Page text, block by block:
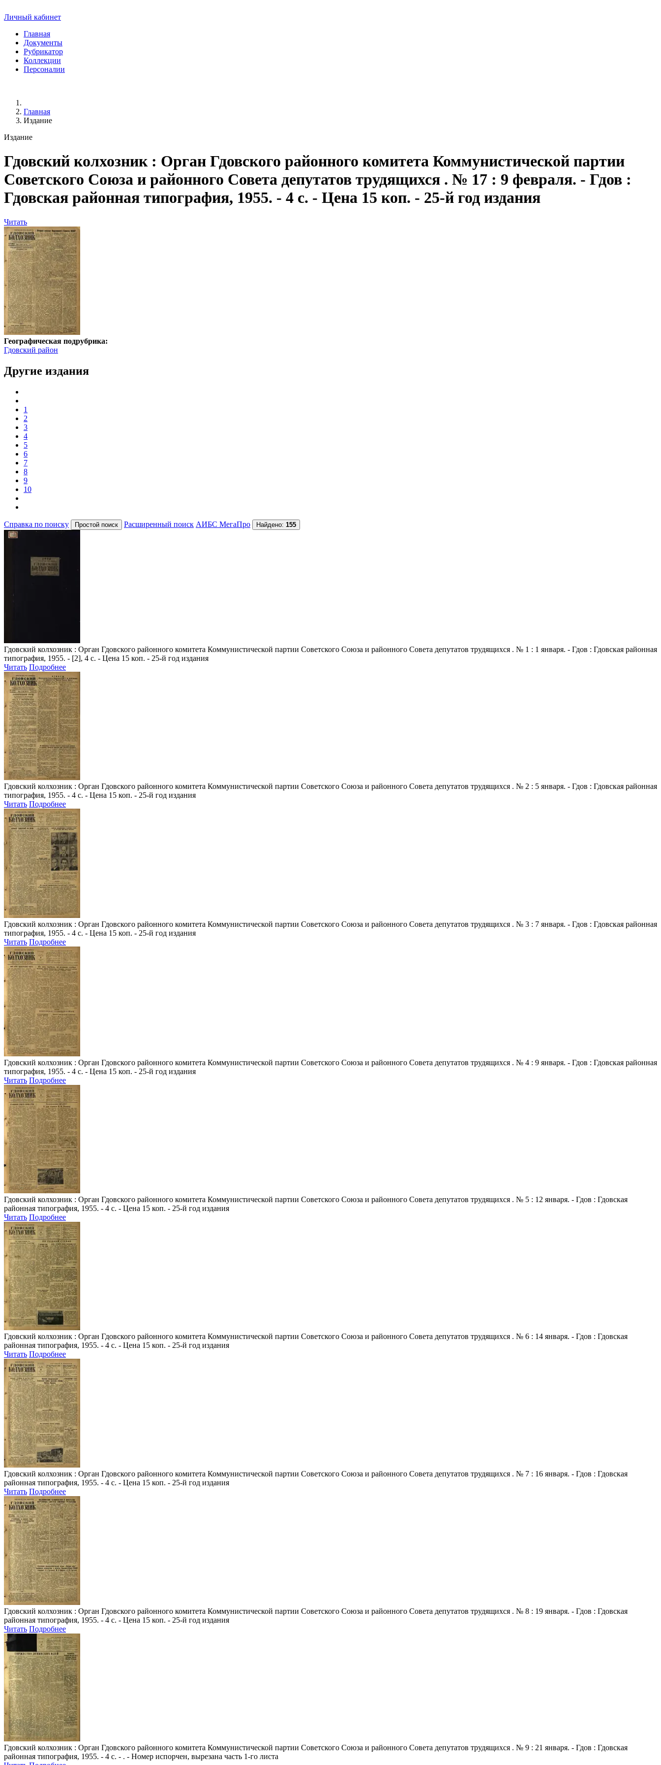
Личный кабинет
Главная
Документы
Рубрикатор
Коллекции
Персоналии
Главная
Издание
Издание
Гдовский колхозник: Орган Гдовского районного комитета Коммунистической партии
Советского Союза и районного Совета депутатов трудящихся . № 17 : 9 февраля. - Гдов :
Гдовская районная типография, 1955. - 4 с. - Цена 15 коп. - 25-й год издания
Читать
Географическая подрубрика:
Гдовский район
Другие издания
1
2
3
4
5
6
7
8
9
10
Справка по поиску Расширенный поиск АИБС МегаПро Найдено: 155
Гдовский колхозник : Орган Гдовского районного комитета Коммунистической партии Советского Союза и районного Совета депутатов трудящихся . № 1 : 1 января. - Гдов : Гдовская районная
типография, 1955. - [2], 4 с. - Цена 15 коп. - 25-й год издания
Читать Подробнее
Гдовский колхозник : Орган Гдовского районного комитета Коммунистической партии Советского Союза и районного Совета депутатов трудящихся . № 2 : 5 января. - Гдов : Гдовская районная
типография, 1955. - 4 с. - Цена 15 коп. - 25-й год издания
Читать Подробнее
Гдовский колхозник : Орган Гдовского районного комитета Коммунистической партии Советского Союза и районного Совета депутатов трудящихся . № 3 : 7 января. - Гдов : Гдовская районная
типография, 1955. - 4 с. - Цена 15 коп. - 25-й год издания
Читать Подробнее
Гдовский колхозник : Орган Гдовского районного комитета Коммунистической партии Советского Союза и районного Совета депутатов трудящихся . № 4 : 9 января. - Гдов : Гдовская районная
типография, 1955. - 4 с. - Цена 15 коп. - 25-й год издания
Читать Подробнее
Гдовский колхозник : Орган Гдовского районного комитета Коммунистической партии Советского Союза и районного Совета депутатов трудящихся . № 5 : 12 января. - Гдов : Гдовская
районная типография, 1955. - 4 с. - Цена 15 коп. - 25-й год издания
Читать Подробнее
Гдовский колхозник : Орган Гдовского районного комитета Коммунистической партии Советского Союза и районного Совета депутатов трудящихся . № 6 : 14 января. - Гдов : Гдовская
районная типография, 1955. - 4 с. - Цена 15 коп. - 25-й год издания
Читать Подробнее
Гдовский колхозник : Орган Гдовского районного комитета Коммунистической партии Советского Союза и районного Совета депутатов трудящихся . № 7 : 16 января. - Гдов : Гдовская
районная типография, 1955. - 4 с. - Цена 15 коп. - 25-й год издания
Читать Подробнее
Гдовский колхозник : Орган Гдовского районного комитета Коммунистической партии Советского Союза и районного Совета депутатов трудящихся . № 8 : 19 января. - Гдов : Гдовская
районная типография, 1955. - 4 с. - Цена 15 коп. - 25-й год издания
Читать Подробнее
Гдовский колхозник : Орган Гдовского районного комитета Коммунистической партии Советского Союза и районного Совета депутатов трудящихся . № 9 : 21 января. - Гдов : Гдовская
районная типография, 1955. - 4 с. - . - Номер испорчен, вырезана часть 1-го листа